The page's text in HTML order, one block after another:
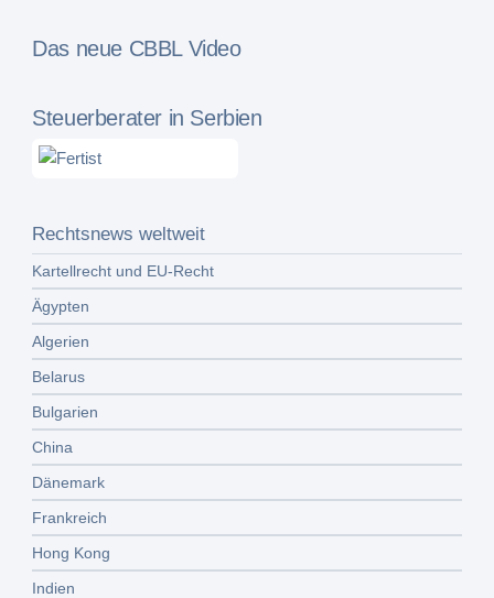
Das neue CBBL Video
Steuerberater in Serbien
Rechtsnews weltweit
Kartellrecht und EU-Recht
Ägypten
Algerien
Belarus
Bulgarien
China
Dänemark
Frankreich
Hong Kong
Indien